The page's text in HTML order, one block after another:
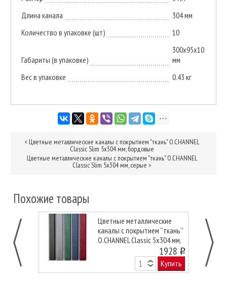
Длина канала
304 мм
Количество в упаковке (шт)
10
Габариты (в упаковке)
300x95x10
мм
Вес в упаковке
0.43 кг
< Цветные металлические каналы с покрытием "ткань" O.CHANNEL
Classic Slim 5х304 мм, бордовые
Цветные металлические каналы с покрытием "ткань" O.CHANNEL
Classic Slim 5х304 мм, серые >
Похожие товары
Цветные металлические
каналы с покрытием ''ткань''
O.CHANNEL Classic 5х304 мм,
1928 o
Купить